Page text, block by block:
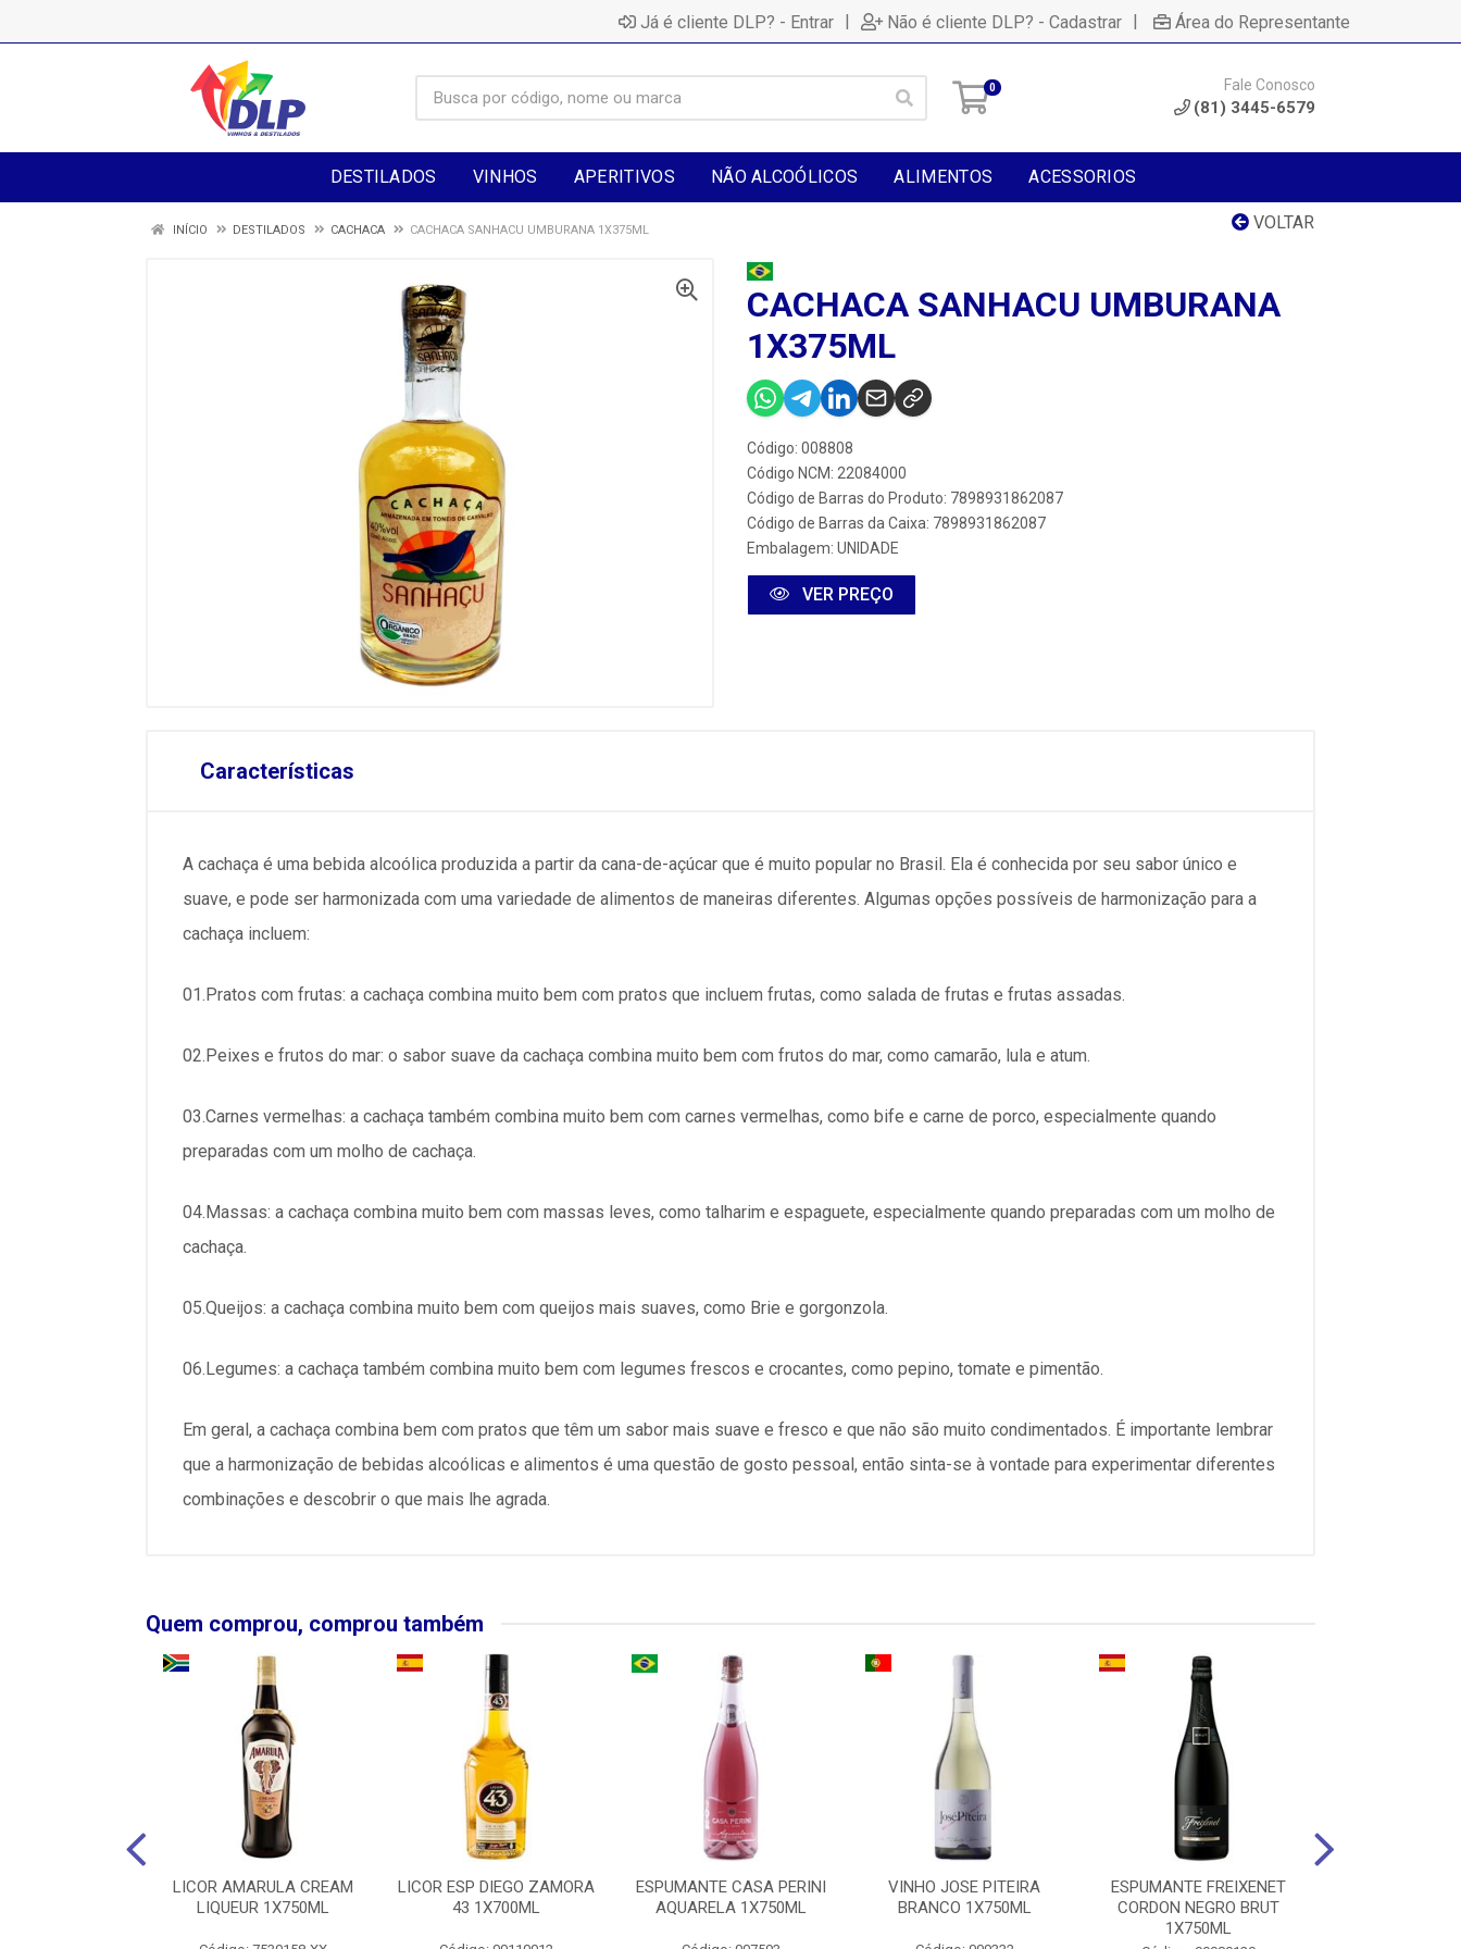
Já é cliente DLP? - Entrar | Não é cliente DLP? - Cadastrar | Área do Representante
0 Fale Conosco
(81) 3445-6579
DESTILADOS VINHOS APERITIVOS NÃO ALCOÓLICOS ALIMENTOS ACESSORIOS
VOLTAR
INÍCIO DESTILADOS CACHACA CACHACA SANHACU UMBURANA 1X375ML
CACHACA SANHACU UMBURANA
1X375ML
Código: 008808
Código NCM: 22084000
Código de Barras do Produto: 7898931862087
Código de Barras da Caixa: 7898931862087
Embalagem: UNIDADE
VER PREÇO
Características
A cachaça é uma bebida alcoólica produzida a partir da cana-de-açúcar que é muito popular no Brasil. Ela é conhecida por seu sabor único e
suave, e pode ser harmonizada com uma variedade de alimentos de maneiras diferentes. Algumas opções possíveis de harmonização para a
cachaça incluem:
01.Pratos com frutas: a cachaça combina muito bem com pratos que incluem frutas, como salada de frutas e frutas assadas.
02.Peixes e frutos do mar: o sabor suave da cachaça combina muito bem com frutos do mar, como camarão, lula e atum.
03.Carnes vermelhas: a cachaça também combina muito bem com carnes vermelhas, como bife e carne de porco, especialmente quando
preparadas com um molho de cachaça.
04.Massas: a cachaça combina muito bem com massas leves, como talharim e espaguete, especialmente quando preparadas com um molho de
cachaça.
05.Queijos: a cachaça combina muito bem com queijos mais suaves, como Brie e gorgonzola.
06.Legumes: a cachaça também combina muito bem com legumes frescos e crocantes, como pepino, tomate e pimentão.
Em geral, a cachaça combina bem com pratos que têm um sabor mais suave e fresco e que não são muito condimentados. É importante lembrar
que a harmonização de bebidas alcoólicas e alimentos é uma questão de gosto pessoal, então sinta-se à vontade para experimentar diferentes
combinações e descobrir o que mais lhe agrada.
Quem comprou, comprou também
LICOR AMARULA CREAM
LIQUEUR 1X750ML
LICOR ESP DIEGO ZAMORA
43 1X700ML
ESPUMANTE CASA PERINI
AQUARELA 1X750ML
VINHO JOSE PITEIRA
BRANCO 1X750ML
ESPUMANTE FREIXENET
CORDON NEGRO BRUT
1X750ML